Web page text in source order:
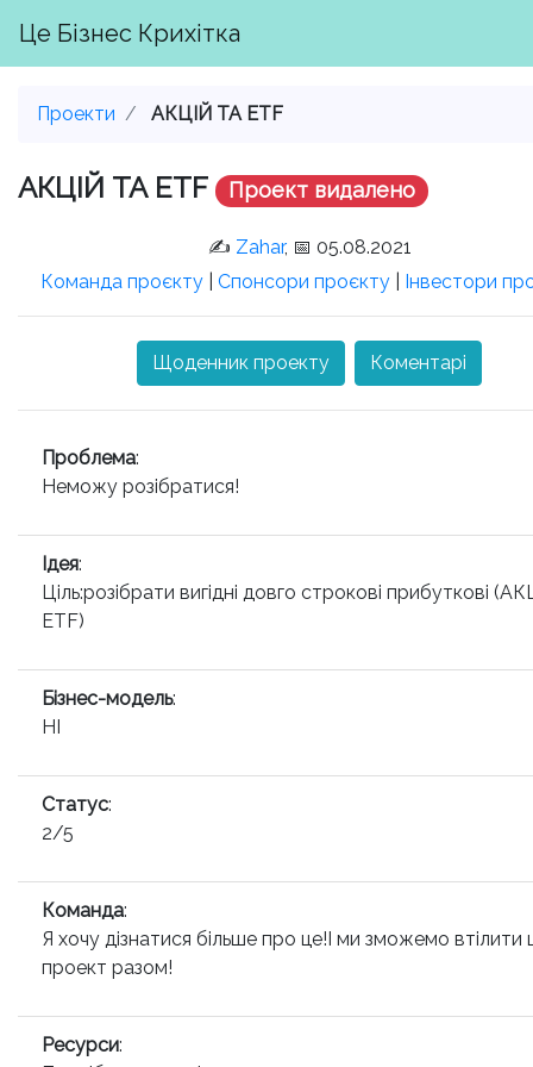
Це Бізнес Крихітка
Проекти АКЦІЙ ТА ETF
АКЦІЙ ТА ETF Проект видалено
✍️ Zahar, 📅 05.08.2021
Команда проєкту
Спонсори проєкту Інвестори
Щоденник проекту Коментарі
Проблема:
Неможу розібратися!
Ідея:
Ціль:розібрати вигідні довго строкові прибуткові
ETF)
Бізнес-модель:
НІ
Статус:
2/5
Команда:
Я хочу дізнатися більше про це!І ми зможемо втілити
проект разом!
Ресурси: